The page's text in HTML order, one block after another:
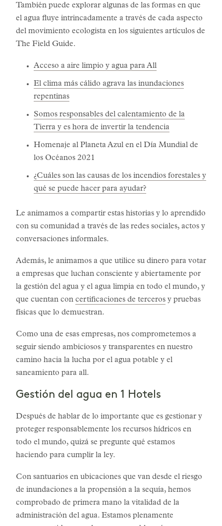
También puede explorar algunas de las formas en que
el agua fluye intrincadamente a través de cada aspecto
del movimiento ecologista en los siguientes artículos de
The Field Guide.
Acceso a aire limpio y agua para All
El clima más cálido agrava las inundaciones
repentinas
Somos responsables del calentamiento de la
Tierra y es hora de invertir la tendencia
Homenaje al Planeta Azul en el Día Mundial de
los Océanos 2021
¿Cuáles son las causas de los incendios forestales y
qué se puede hacer para ayudar?
Le animamos a compartir estas historias y lo aprendido
con su comunidad a través de las redes sociales, actos y
conversaciones informales.
Además, le animamos a que utilice su dinero para votar
a empresas que luchan consciente y abiertamente por
la gestión del agua y el agua limpia en todo el mundo, y
que cuentan con certificaciones de terceros y pruebas
físicas que lo demuestran.
Como una de esas empresas, nos comprometemos a
seguir siendo ambiciosos y transparentes en nuestro
camino hacia la lucha por el agua potable y el
saneamiento para all.
Gestión del agua en 1 Hotels
Después de hablar de lo importante que es gestionar y
proteger responsablemente los recursos hídricos en
todo el mundo, quizá se pregunte qué estamos
haciendo para cumplir la ley.
Con santuarios en ubicaciones que van desde el riesgo
de inundaciones a la propensión a la sequía, hemos
comprobado de primera mano la vitalidad de la
administración del agua. Estamos plenamente